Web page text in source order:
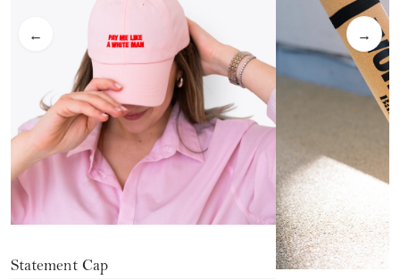
← →
Statement Cap